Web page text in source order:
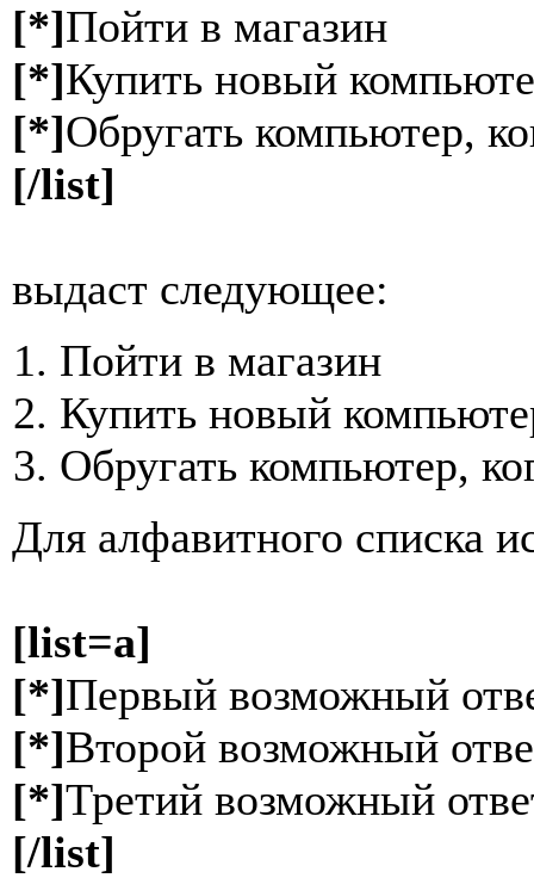
[*]Пойти в магазин
[*]Купить новый
[*]Обругать компьютер,
[/list]
выдаст следующее:
Пойти в магазин
Купить новый
Обругать компьютер,
Для алфавитного списка
[list=a]
[*]Первый возможный
[*]Второй возможный
[*]Третий возможный
[/list]